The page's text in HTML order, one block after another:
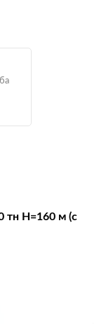
тн Н=160 м (с